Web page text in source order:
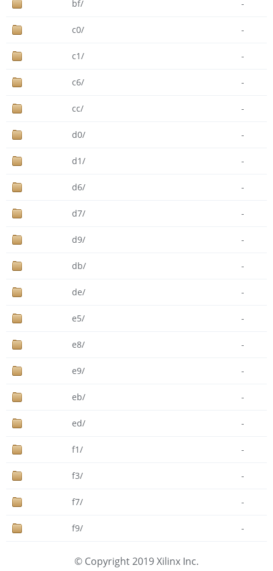
bf/ -
c0/ -
c1/ -
c6/ -
cc/ -
d0/ -
d1/ -
d6/ -
d7/ -
d9/ -
db/ -
de/ -
e5/ -
e8/ -
e9/ -
eb/ -
ed/ -
f1/ -
f3/ -
f7/ -
f9/ -
© Copyright 2019 Xilinx Inc.